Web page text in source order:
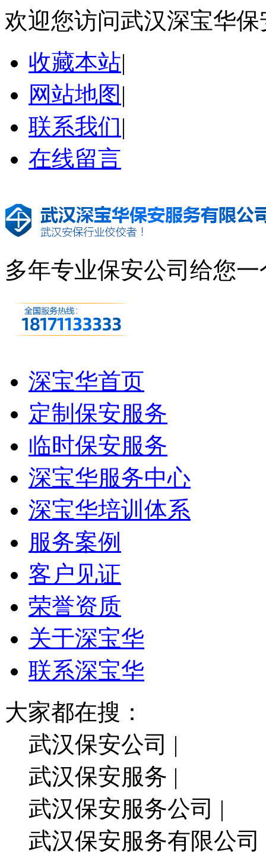
欢迎您访问武汉深宝华
收藏本站|
网站地图 |
联系我们|
在线留言
多年专业保安公司 给您一
深宝华首页
定制保安服务
临时保安服务
深宝华服务中心
深宝华培训体系
服务案例
客户见证
荣誉资质
关于深宝华
联系深宝华
大家都在搜：
武汉保安公司 |
武汉保安服务 |
武汉保安服务公司 |
武汉保安服务有限公司